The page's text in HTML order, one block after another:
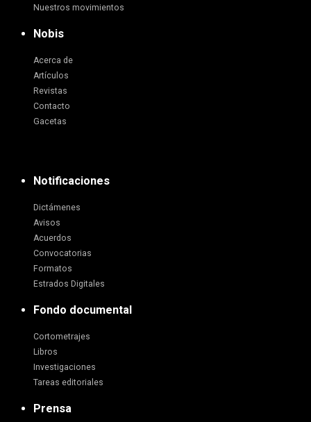
Nuestros movimientos
Nobis
Acerca de
Artículos
Revistas
Contacto
Gacetas
Notificaciones
Dictámenes
Avisos
Acuerdos
Convocatorias
Formatos
Estrados Digitales
Fondo documental
Cortometrajes
Libros
Investigaciones
Tareas editoriales
Prensa